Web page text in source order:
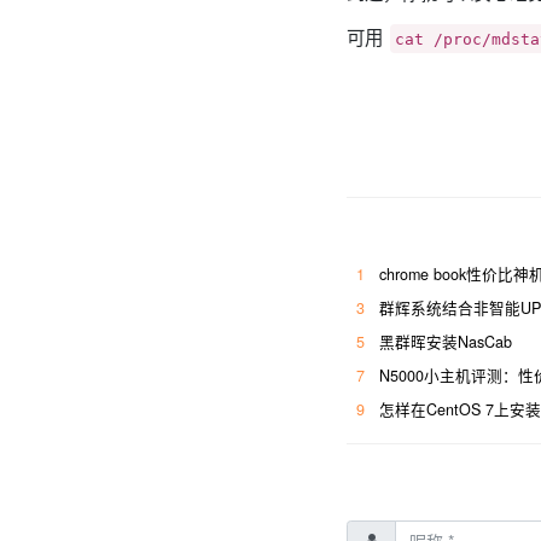
可用
cat /proc/
1
chrome book性价比神
3
群辉系统结合非智能
5
黑群晖安装NasCab
7
N5000小主机评测：性
9
怎样在CentOS 7上安